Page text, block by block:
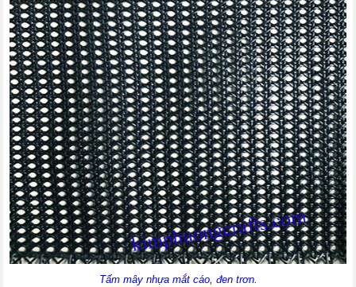
Tấm mây nhựa mắt cáo, đen trơn.